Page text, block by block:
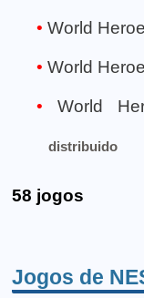
World
World
World
distribuido
58 jogos
Jogos de